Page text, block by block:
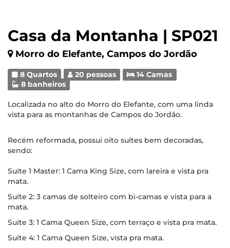
Casa da Montanha | SP021
Morro do Elefante, Campos do Jordão
8 Quartos 20 pessoas
14 Camas
8 banheiros
Localizada no alto do Morro do Elefante, com uma linda
vista para as montanhas de Campos do Jordão.
Recém reformada, possui oito suítes bem decoradas,
sendo:
Suíte 1 Master: 1 Cama King Size, com lareira e vista pra
mata.
Suíte 2: 3 camas de solteiro com bi-camas e vista para a
mata.
Suíte 3: 1 Cama Queen Size, com terraço e vista pra mata.
Suíte 4: 1 Cama Queen Size, vista pra mata.